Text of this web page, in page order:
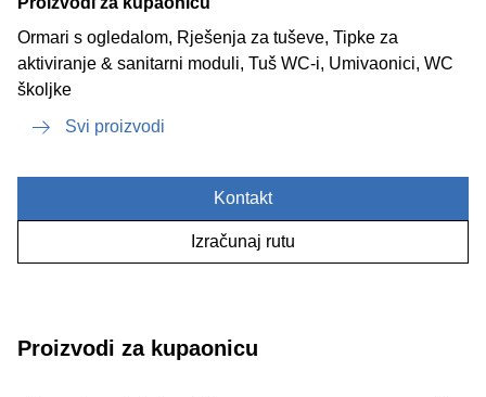
Ormari s ogledalom, Rješenja za tuševe, Tipke za
aktiviranje & sanitarni moduli, Tuš WC-i, Umivaonici, WC
školjke
Svi proizvodi
Kontakt
Izračunaj rutu
Proizvodi za kupaonicu